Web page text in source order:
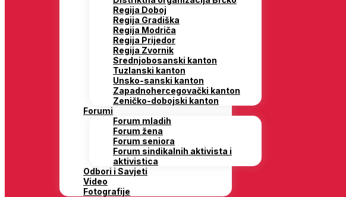
Regija Doboj
Regija Gradiška
Regija Modriča
Regija Prijedor
Regija Zvornik
Srednjobosanski kanton
Tuzlanski kanton
Unsko-sanski kanton
Zapadnohercegovački kanton
Zeničko-dobojski kanton
Forumi
Forum mladih
Forum žena
Forum seniora
Forum sindikalnih aktivista i
aktivistica
Odbori i Savjeti
Video
Fotografije